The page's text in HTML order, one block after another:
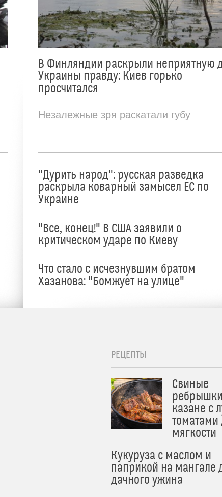
В Финляндии раскрыли неприятную
Украины правду: Киев горько
просчитался
Незалежные зря раскатали губу
"Дурить народ": русская разведка
раскрыла коварный замысел ЕС по
Украине
"Все, конец!" В США заявили о
критическом ударе по Киеву
Что стало с исчезнувшим братом
Хазанова: "Бомжует на улице"
РЕЦЕПТЫ
Свиные
казане с
томатами
мягкости
Кукуруза с маслом и
паприкой на мангале
дачного ужина